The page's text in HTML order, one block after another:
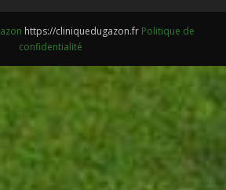
https://cliniquedugazon.fr Politique de
confidentialité